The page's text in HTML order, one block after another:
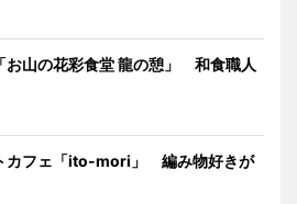
お山の花彩食堂 龍の憩」 和食職人
カフェ「ito-mori」 編み物好きが